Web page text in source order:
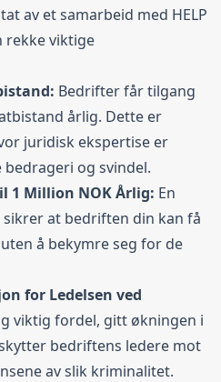
av et samarbeid med HELP
rekke viktige
Bedrifter får tilgang
årlig. Dette er
juridisk ekspertise er
og svindel.
1 Million NOK Årlig: En
at bedriften din kan få
å bekymre seg for de
for Ledelsen ved
viktig fordel, gitt økningen i
bedriftens ledere mot
av slik kriminalitet.